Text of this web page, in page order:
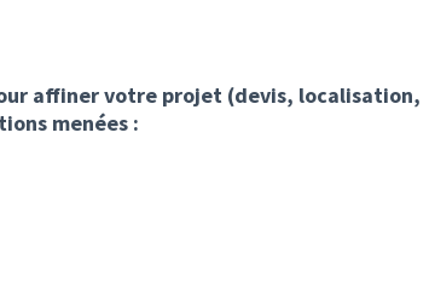
affiner votre projet (devis, localisation,
menées :